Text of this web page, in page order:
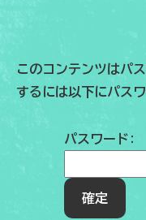
このコンテンツはパ
するには以下にパス
パスワード: